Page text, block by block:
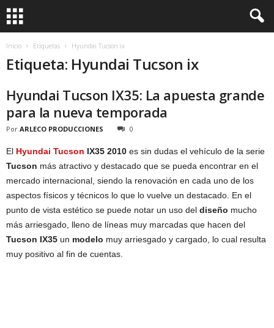
Inicio Etiquetas Hyundai Tucson ix
Etiqueta: Hyundai Tucson ix
Hyundai Tucson IX35: La apuesta grande
para la nueva temporada
Por ARLECO PRODUCCIONES 0
El Hyundai Tucson IX35 2010 es sin dudas el vehículo de la serie
Tucson más atractivo y destacado que se pueda encontrar en el
mercado internacional, siendo la renovación en cada uno de los
aspectos físicos y técnicos lo que lo vuelve un destacado. En el
punto de vista estético se puede notar un uso del diseño mucho
más arriesgado, lleno de líneas muy marcadas que hacen del
Tucson IX35 un modelo muy arriesgado y cargado, lo cual resulta
muy positivo al fin de cuentas.